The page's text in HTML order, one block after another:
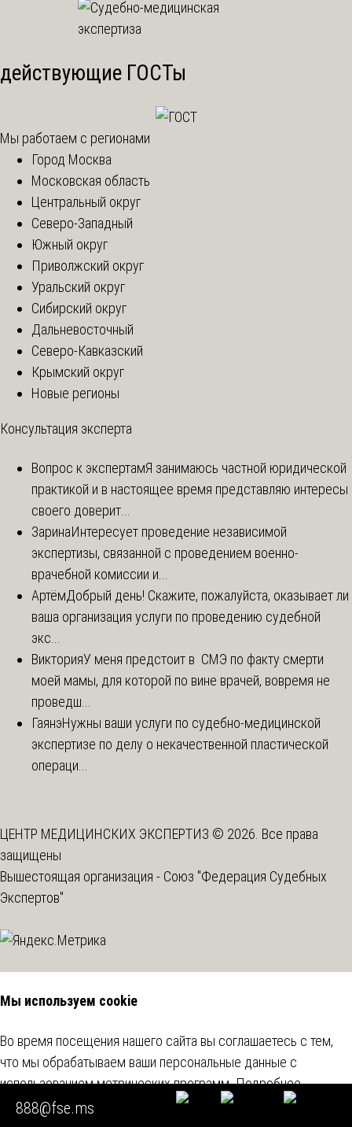
действующие ГОСТы
Мы работаем с регионами
Город Москва
Московская область
Центральный округ
Северо-Западный
Южный округ
Приволжский округ
Уральский округ
Сибирский округ
Дальневосточный
Северо-Кавказский
Крымский округ
Новые регионы
Консультация эксперта
Вопрос к экспертамЯ занимаюсь частной юридической
практикой и в настоящее время представляю интересы
своего доверит...
ЗаринаИнтересует проведение независимой
экспертизы, связанной с проведением военно-
врачебной комиссии и...
АртёмДобрый день! Скажите, пожалуйста, оказывает ли
ваша организация услуги по проведению судебной
экс...
ВикторияУ меня предстоит в СМЭ по факту смерти
моей мамы, для которой по вине врачей, вовремя не
проведш...
ГаянэНужны ваши услуги по судебно-медицинской
экспертизе по делу о некачественной пластической
операци...
ЦЕНТР МЕДИЦИНСКИХ ЭКСПЕРТИЗ © 2026. Все права
защищены
Вышестоящая организация - Союз "Федерация Судебных
Экспертов"
888@fse.ms
Мы используем cookie
Во время посещения нашего сайта вы соглашаетесь с тем,
что мы обрабатываем ваши персональные данные с
использованием метрических программ.Подробнее